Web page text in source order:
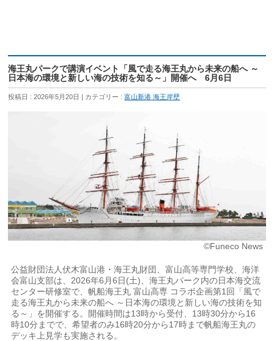
海王丸パークで講演イベント「風で走る海王丸から未来の船へ ～
日本海の環境と新しい海の技術を知る～」開催へ 6月6日
投稿日 : 2026年5月20日 カテゴリー :富山新港 海王岸壁
©Funeco News
公益財団法人伏木富山港・海王丸財団、富山高等専門学校、海洋
会富山支部は、2026年6月6日(土)、海王丸パーク内の日本海交流
センター研修室で、帆船海王丸 富山高専 コラボ企画第1回「風で
走る海王丸から未来の船へ ～日本海の環境と新しい海の技術を知
る～」を開催する。開催時間は13時から受付、13時30分から16
時10分までで、希望者のみ16時20分から17時まで帆船海王丸の
デッキ上見学も実施される。